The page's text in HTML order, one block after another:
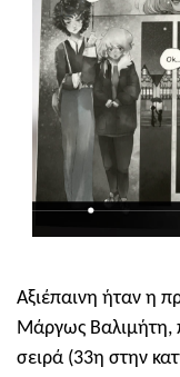
Αξιέπαινη ήταν η
Μάργως Βαλιμήτη,
σειρά (33η στην